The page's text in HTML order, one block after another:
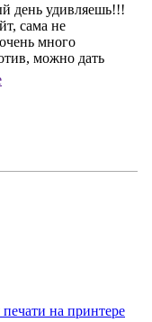
день удивляешь!!!
сама не
много
можно дать
на принтере